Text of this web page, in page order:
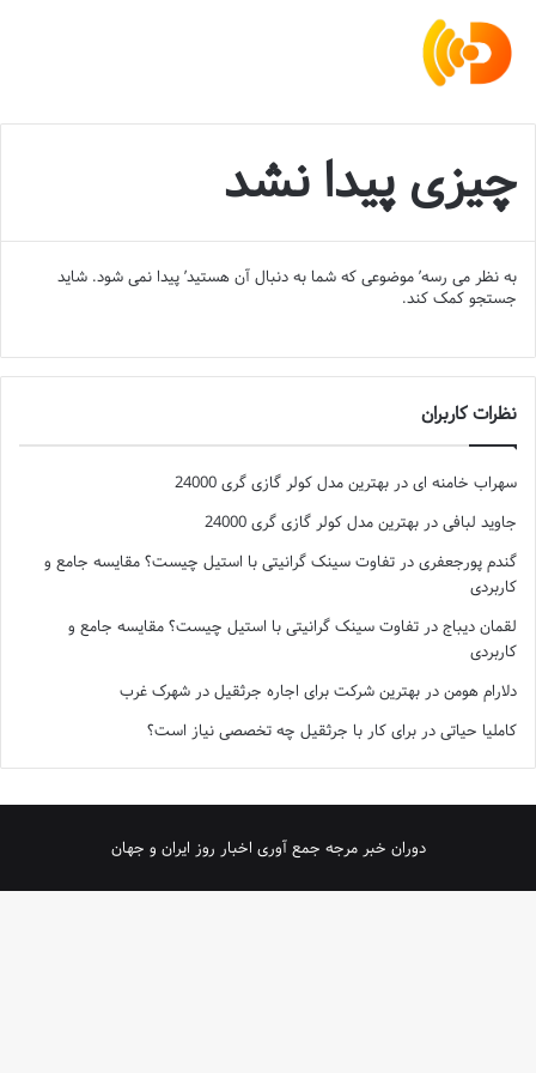
چیزی پیدا نشد
به نظر می رسه’ موضوعی که شما به دنبال آن هستید’ پیدا نمی شود. شاید
جستجو کمک کند.
نظرات کاربران
سهراب خامنه ای در بهترین مدل کولر گازی گری 24000
جاوید لبافی در بهترین مدل کولر گازی گری 24000
گندم پورجعفری در تفاوت سینک گرانیتی با استیل چیست؟ مقایسه جامع و
کاربردی
لقمان دیباج در تفاوت سینک گرانیتی با استیل چیست؟ مقایسه جامع و
کاربردی
دلارام هومن در بهترین شرکت برای اجاره جرثقیل در شهرک غرب
کاملیا حیاتی در برای کار با جرثقیل چه تخصصی نیاز است؟
دوران خبر مرجه جمع آوری اخبار روز ایران و جهان